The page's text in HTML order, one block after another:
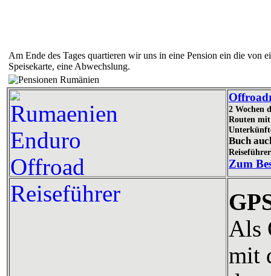
Am Ende des Tages quartieren wir uns in eine Pension ein die von
Speisekarte, eine Abwechslung.
2 Wochen
Routen
Buch
Zum
Als
mit